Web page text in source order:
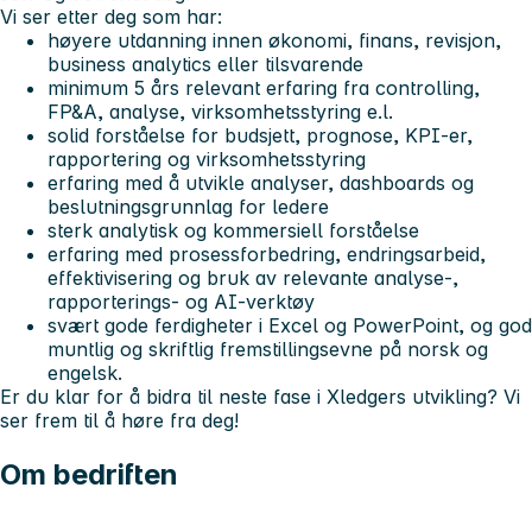
Vi ser etter deg som har:
høyere utdanning innen økonomi, finans, revisjon,
business analytics eller tilsvarende
minimum 5 års relevant erfaring fra controlling,
FP&A, analyse, virksomhetsstyring e.l.
solid forståelse for budsjett, prognose, KPI-er,
rapportering og virksomhetsstyring
erfaring med å utvikle analyser, dashboards og
beslutningsgrunnlag for ledere
sterk analytisk og kommersiell forståelse
erfaring med prosessforbedring, endringsarbeid,
effektivisering og bruk av relevante analyse-,
rapporterings- og AI-verktøy
svært gode ferdigheter i Excel og PowerPoint, og god
muntlig og skriftlig fremstillingsevne på norsk og
engelsk.
Er du klar for å bidra til neste fase i Xledgers utvikling? Vi
ser frem til å høre fra deg!
Om bedriften